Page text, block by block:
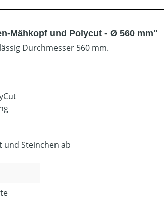
Mähkopf und Polycut - Ø 560 mm"
Durchmesser 560 mm.
Steinchen ab